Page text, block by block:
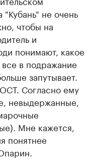
не очень
чтобы на
и
понимают, какое
в подражание
запутывает.
Согласно ему
невыдержанные,
Мне кажется,
понятнее